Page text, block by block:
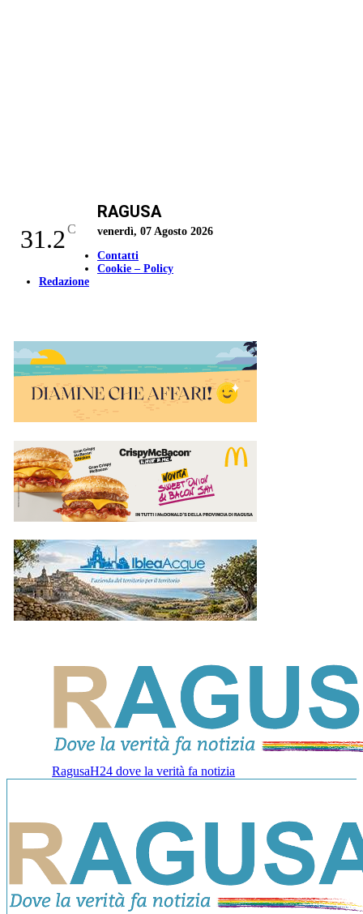
31.2C
RAGUSA
venerdì, 07 Agosto 2026
Contatti
Cookie – Policy
Redazione
RagusaH24 dove la verità fa notizia